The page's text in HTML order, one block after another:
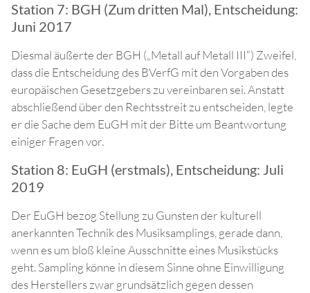
Station 7: BGH (Zum dritten Mal), Entscheidung:
Juni 2017
Diesmal äußerte der BGH („Metall auf Metall III“) Zweifel,
dass die Entscheidung des BVerfG mit den Vorgaben des
europäischen Gesetzgebers zu vereinbaren sei. Anstatt
abschließend über den Rechtsstreit zu entscheiden, legte
er die Sache dem EuGH mit der Bitte um Beantwortung
einiger Fragen vor.
Station 8: EuGH (erstmals), Entscheidung: Juli
2019
Der EuGH bezog Stellung zu Gunsten der kulturell
anerkannten Technik des Musiksamplings, gerade dann,
wenn es um bloß kleine Ausschnitte eines Musikstücks
geht. Sampling könne in diesem Sinne ohne Einwilligung
des Herstellers zwar grundsätzlich gegen dessen